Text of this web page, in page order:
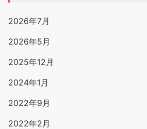
2026年7月
2026年5月
2025年12月
2024年1月
2022年9月
2022年2月